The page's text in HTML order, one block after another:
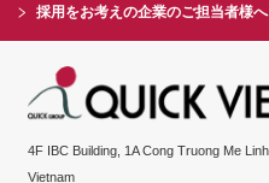
採用をお考えの企業のご担当者様へ
4F IBC Building, 1A Cong Truong Me
Vietnam